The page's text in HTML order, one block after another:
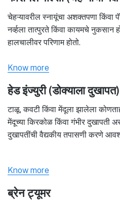
चेहऱ्यावरील स्नायूंचा अशक्तपणा किंवा
नर्व्हला तात्पुरते किंवा कायमचे नुकसान
हालचालीवर परिणाम होतो.
Know more
हेड इंज्युरी (डोक्याला दुखापत)
टाळू, कवटी किंवा मेंदूला झालेला
मेंदूच्या किरकोळ किंवा गंभीर दुखापती
दुखापतींची वैद्यकीय तपासणी करणे
Know more
ब्रेन ट्यूमर